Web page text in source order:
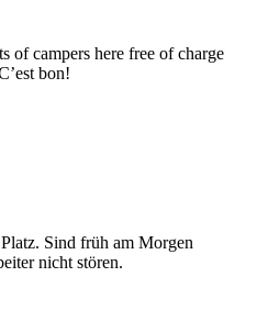
of campers here free of charge
bon!
Sind früh am Morgen
nicht stören.